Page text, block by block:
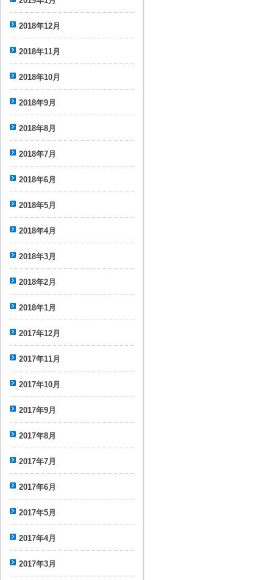
2018年12月
2018年11月
2018年10月
2018年9月
2018年8月
2018年7月
2018年6月
2018年5月
2018年4月
2018年3月
2018年2月
2018年1月
2017年12月
2017年11月
2017年10月
2017年9月
2017年8月
2017年7月
2017年6月
2017年5月
2017年4月
2017年3月